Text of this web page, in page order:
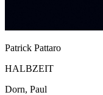
Patrick Pattaro
HALBZEIT
Dorn, Paul